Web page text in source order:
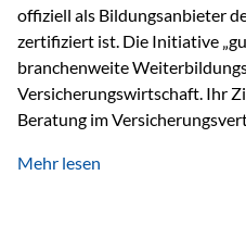
offiziell als Bildungsanbieter
zertifiziert ist. Die Initiative
branchenweite
Versicherungswirtschaft. Ihr
Beratung im
Personen transparent zu
Mehr lesen